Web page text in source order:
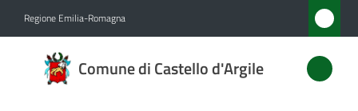
Regione Emilia-Romagna
Comune di Castello d'Argile
Comune
di